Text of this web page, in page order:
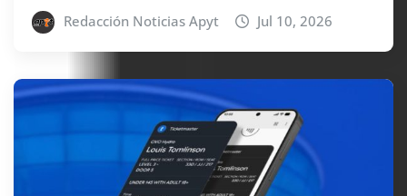
Redacción Noticias Apyt Jul 10, 2026